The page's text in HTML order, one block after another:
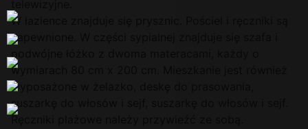
W łazience znajduje się prysznic. Pościel i ręczniki są
zapewnione. W części sypialnej znajduje się szafa i
podwójne łóżko z dwoma materacami, każdy o
wymiarach 80 cm x 200 cm. Mieszkanie jest również
wyposażone w żelazko, deskę do prasowania,
suszarkę do włosów i sejf, suszarkę do włosów i sejf.